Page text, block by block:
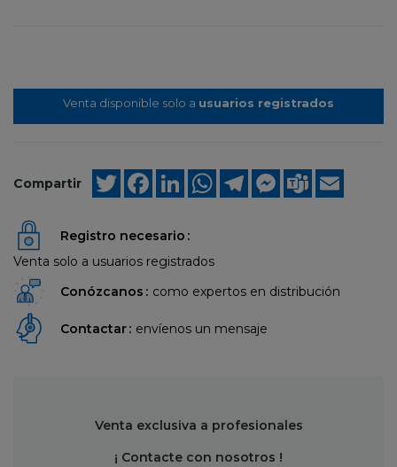
Venta disponible solo a usuarios registrados
Compartir TwitterFacebookLinkedInWhatsApp
TelegramMessenger
Teams
Registro necesario
Venta solo a usuarios registrados
Conózcanos
como expertos en distribución
Contactar envíenos un mensaje
Venta exclusiva a profesionales
¡ Contacte con nosotros !